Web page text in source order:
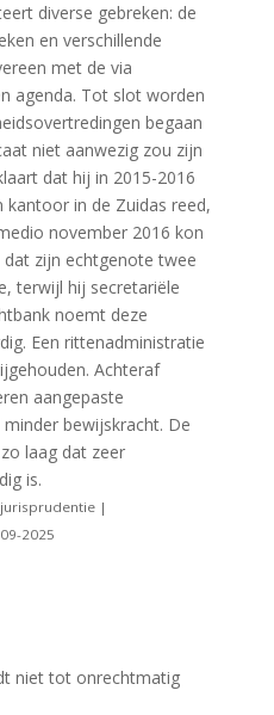
diverse gebreken: de
en verschillende
met de via
agenda. Tot slot worden
begaan
niet aanwezig zou zijn
dat hij in 2015-2016
in de Zuidas reed,
november 2016 kon
zijn echtgenote twee
terwijl hij secretariële
noemt deze
Een rittenadministratie
Achteraf
aangepaste
bewijskracht. De
laag dat zeer
is.
|
2025
niet tot onrechtmatig